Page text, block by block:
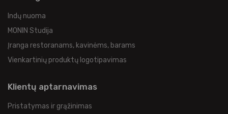
Indų nuoma
MONIN Studija
Įranga restoranams, kavinėms, barams
Vienkartinių produktų logotipavimas
Klientų aptarnavimas
Pristatymas ir grąžinimas